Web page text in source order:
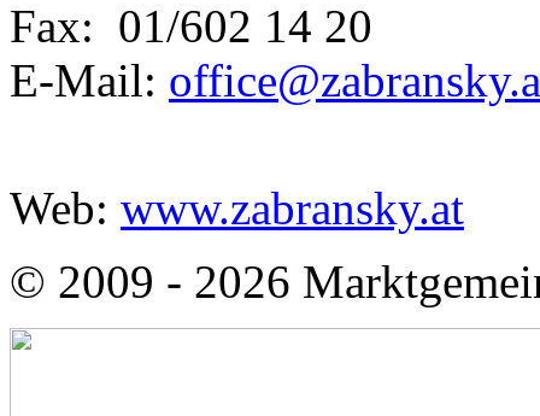
Fax: 01/602 14 20
E-Mail:
Web: www.zabransky.at
© 2009 - 2026